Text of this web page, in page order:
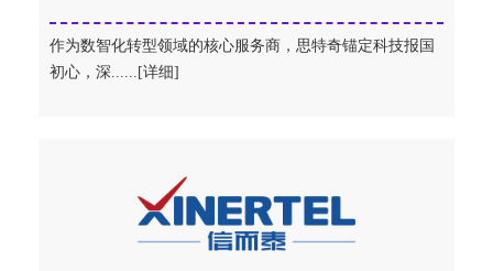
作为数智化转型领域的核心服务商，思特奇锚定科技报国
初心，深......[详细]